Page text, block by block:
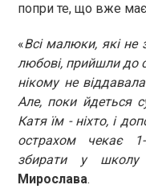
попри те, що вже має
«Всі малюки, які не
любові, прийшли до
нікому не
Але, поки йдеться
Катя їм - ніхто, і
острахом чекає
збирати у
Мирослава.